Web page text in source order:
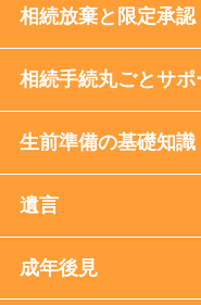
相続放棄と限定承認
相続手続丸ごとサポ
生前準備の基礎知識
遺言
成年後見